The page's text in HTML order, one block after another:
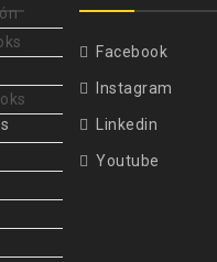
Facebook
Instagram
Linkedin
Youtube